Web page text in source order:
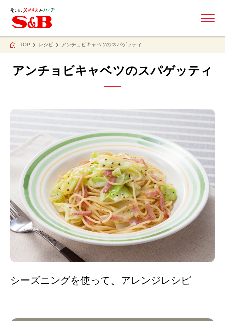
TOP レシピ アンチョビキャベツのスパゲッティ
アンチョビキャベツのスパゲッティ
シーズニングを使って、アレンジレシピ